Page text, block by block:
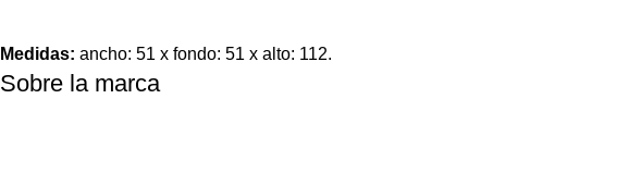
Medidas: ancho: 51 x fondo: 51 x alto: 112.
Sobre la marca